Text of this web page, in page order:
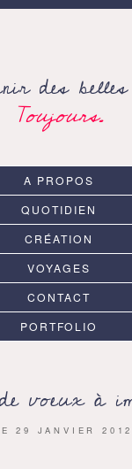
des
Toujours.
A PROPOS
QUOTIDIEN
CRÉATION
VOYAGES
CONTACT
PORTFOLIO
voeux à
29 JANVIER 2012